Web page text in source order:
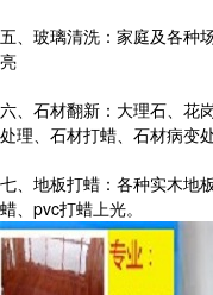
五、玻璃清洗：家庭及各种
亮
六、石材翻新：大理石、花
处理、石材打蜡、石材病变
七、地板打蜡：各种实木地
蜡、pvc打蜡上光。